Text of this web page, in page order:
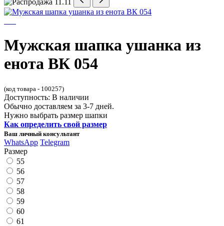
Мужская шапка ушанка из
енота ВК 054
(код товара - 100257)
Доступность: В наличии
Обычно доставляем за 3-7 дней.
Нужно выбрать размер шапки
Как определить свой размер
Ваш личный консультант
WhatsApp Telegram
Размер
55
56
57
58
59
60
61